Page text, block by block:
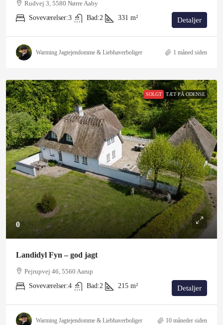
Rudvej 3, 5580 Nørre Aaby
Soveværelser:3 Bad:2 331 m² Detaljer
Warming Jagtejendomme & Liebhaverboliger 1 måned siden
SOLGT TÆT PÅ ODENSE
0
Landidyl Fyn – god jagt
Pejrupvej 46, 5560 Aarup
Soveværelser:4 Bad:2 215 m² Detaljer
Warming Jagtejendomme & Liebhaverboliger 10 måneder siden